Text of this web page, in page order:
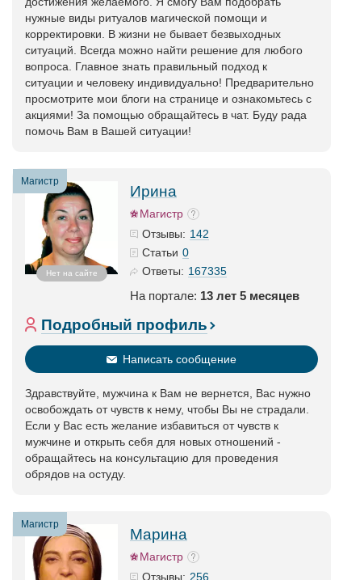
нужные виды ритуалов магической помощи и
корректировки. В жизни не бывает безвыходных
ситуаций. Всегда можно найти решение для любого
вопроса. Главное знать правильный подход к
ситуации и человеку индивидуально! Предварительно
просмотрите мои блоги на странице и ознакомьтесь с
акциями! За помощью обращайтесь в чат. Буду рада
помочь Вам в Вашей ситуации!
Магистр
Нет на сайте
Ирина
Магистр
Отзывы: 142
Статьи 0
Ответы: 167335
На портале: 13 лет 5 месяцев
Подробный профиль
Написать сообщение
Здравствуйте, мужчина к Вам не вернется, Вас нужно
освобождать от чувств к нему, чтобы Вы не страдали.
Если у Вас есть желание избавиться от чувств к
мужчине и открыть себя для новых отношений -
обращайтесь на консультацию для проведения
обрядов на остуду.
Магистр
Марина
Магистр
Отзывы: 256